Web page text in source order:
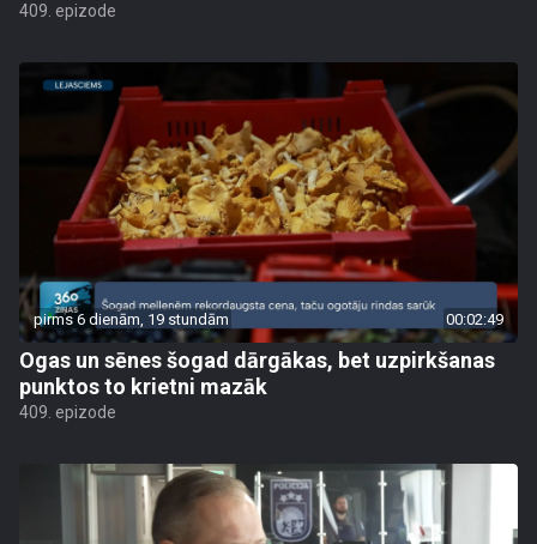
409. epizode
pirms 6 dienām, 19 stundām 00:02:49
Ogas un sēnes šogad dārgākas, bet uzpirkšanas
punktos to krietni mazāk
409. epizode